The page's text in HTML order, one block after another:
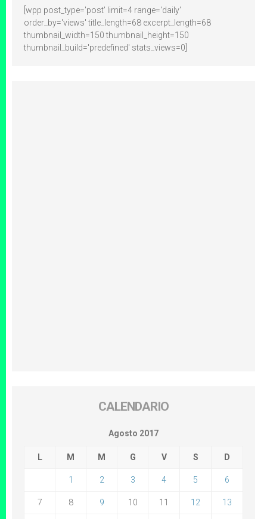
[wpp post_type='post' limit=4 range='daily'
order_by='views' title_length=68 excerpt_length=68
thumbnail_width=150 thumbnail_height=150
thumbnail_build='predefined' stats_views=0]
CALENDARIO
Agosto 2017
L M M G V S D
1 2 3 4 5 6
7 8 9 10 11 12 13